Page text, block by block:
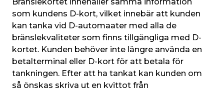
som kundens D-kort, vilket innebär att kunden
kan tanka vid D-automaater med alla de
bränslekvaliteter som finns tillgängliga med D-
kortet. Kunden behöver inte längre använda en
betalterminal eller D-kort för att betala för
tankningen. Efter att ha tankat kan kunden om
så önskas skriva ut en kvittot från